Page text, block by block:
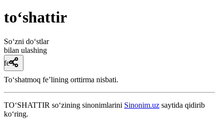
to‘shattir
So‘zni do‘stlar
bilan ulashing
fe’l
Toʻshatmoq feʼlining orttirma nisbati.
TO‘SHATTIR so‘zining sinonimlarini Sinonim.uz saytida qidirib
ko‘ring.